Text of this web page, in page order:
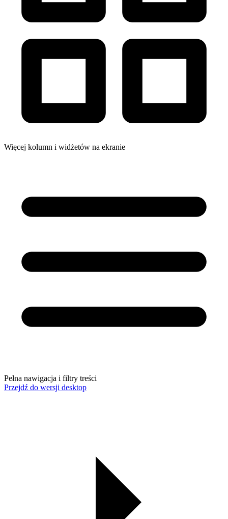
Więcej kolumn i widżetów na ekranie
Pełna nawigacja i filtry treści
Przejdź do wersji desktop